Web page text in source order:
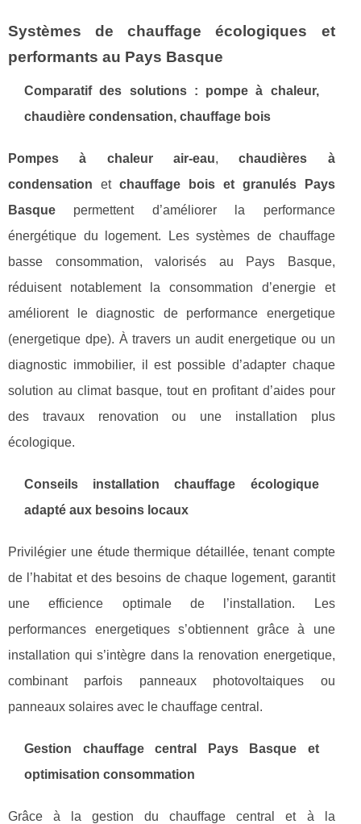
Systèmes de chauffage écologiques et
performants au Pays Basque
Comparatif des solutions : pompe à chaleur,
chaudière condensation, chauffage bois
Pompes à chaleur air-eau,chaudières à
condensation et chauffage bois et granulés Pays
Basque permettent d’améliorer la performance
énergétique du logement. Les systèmes de chauffage
basse consommation, valorisés au Pays Basque,
réduisent notablement la consommation d’energie et
améliorent le diagnostic de performance energetique
(energetique dpe). À travers un audit energetique ou un
diagnostic immobilier, il est possible d’adapter chaque
solution au climat basque, tout en profitant d’aides pour
des travaux renovation ou une installation plus
écologique.
Conseils installation chauffage écologique
adapté aux besoins locaux
Privilégier une étude thermique détaillée, tenant compte
de l’habitat et des besoins de chaque logement, garantit
une efficience optimale de l’installation. Les
performances energetiques s’obtiennent grâce à une
installation qui s’intègre dans la renovation energetique,
combinant parfois panneaux photovoltaiques ou
panneaux solaires avec le chauffage central.
Gestion chauffage central Pays Basque et
optimisation consommation
Grâce à la gestion du chauffage central et à la